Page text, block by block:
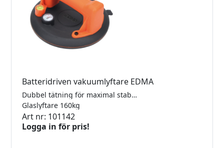
Batteridriven vakuumlyftare EDMA
Dubbel tätning för maximal stabilitet. Både digital display och analog tryckmätare ger full kontroll, hög säkerhet och pålitlig användning. Inbyggt runt vattenpass gör horisontell positionering enklare. Automatisk start/stop: Pumpen stannar när rätt tryck uppnåtts (200 kg/0,7 bar) och startar igen om trycket sjunker under 160 kg/0,4 bar. Alltid optimalt vakuum helt automatiskt! Enkel trycksläppning med dubbelklick på ON/OFF-knappen samt praktisk flik för lätt borttagning. Passar både släta och grövre ytor. Levereras med skyddsöverdrag och robust förvaringsväska. CE-märkt. Specifikationer: Diameter: 205 mm Handtagets längd: 110 mm Nettovikt: 1,2 kg Max kapacitet: 160 kg Inbyggt batteri: 3,7V 4000 mAh Li-ion Märkeffekt: 14,8 Wh Drifttid: upp till 16 h Laddkabel: USB-C medföljer Laddtid: ca 3h
Glaslyftare 160kg
Art nr: 101142
Logga in för pris!